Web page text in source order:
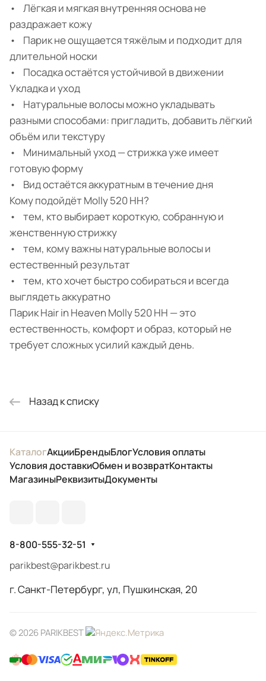
• Лёгкая и мягкая внутренняя основа не
раздражает кожу
• Парик не ощущается тяжёлым и подходит для
длительной носки
• Посадка остаётся устойчивой в движении
Укладка и уход
• Натуральные волосы можно укладывать
разными способами: пригладить, добавить лёгкий
объём или текстуру
• Минимальный уход — стрижка уже имеет
готовую форму
• Вид остаётся аккуратным в течение дня
Кому подойдёт Molly 520 HH?
• тем, кто выбирает короткую, собранную и
женственную стрижку
• тем, кому важны натуральные волосы и
естественный результат
• тем, кто хочет быстро собираться и всегда
выглядеть аккуратно
Парик Hair in Heaven Molly 520 HH — это
естественность, комфорт и образ, который не
требует сложных усилий каждый день.
Назад к списку
КаталогАкцииБрендыБлогУсловия оплаты
Условия доставкиОбмен и возвратКонтакты
МагазиныРеквизитыДокументы
8-800-555-32-51
parikbest@parikbest.ru
г. Санкт-Петербург, ул, Пушкинская, 20
© 2026 PARIKBEST